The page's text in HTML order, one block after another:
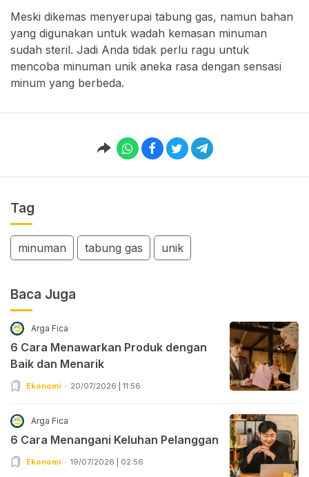
Meski dikemas menyerupai tabung gas, namun bahan
yang digunakan untuk wadah kemasan minuman
sudah steril. Jadi Anda tidak perlu ragu untuk
mencoba minuman unik aneka rasa dengan sensasi
minum yang berbeda.
Tag
minuman tabung gas unik
Baca Juga
Arga Fica
6 Cara Menawarkan Produk dengan
Baik dan Menarik
Ekonomi 20/07/2026 | 11:56
Arga Fica
6 Cara Menangani Keluhan Pelanggan
Ekonomi 19/07/2026 | 02:56